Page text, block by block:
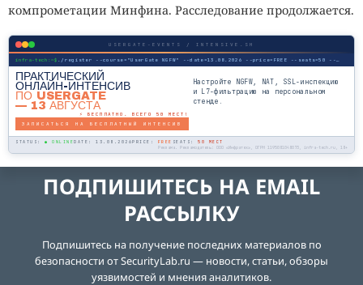
компрометации Минфина. Расследование продолжается.
USERGATE-EVENTS / INTENSIVE.SH
infra-tech:~$ ./register --course="UserGate NGFW" --date=13.08.2026 --price=FREE --seats=50 --mode=online
ПРАКТИЧЕСКИЙ
ОНЛАЙН-ИНТЕНСИВ
ПО USERGATE
— 13 АВГУСТА
Настройте NGFW, NAT, SSL-инспекцию
и L7-фильтрацию на персональном
стенде.
⚡ БЕСПЛАТНО. ВСЕГО 50 МЕСТ!
ЗАПИСАТЬСЯ НА БЕСПЛАТНЫЙ ИНТЕНСИВ
STATUS: ● ONLINEDATE: 13.08.2026PRICE: FREE SEATS: 50 МЕСТ
Реклама. Рекламодатель: ООО «Инфратех», ОГРН 1195081048073, infra-tech.ru, 18+
ПОДПИШИТЕСЬ НА EMAIL
РАССЫЛКУ
Подпишитесь на получение последних материалов по
безопасности от SecurityLab.ru — новости, статьи, обзоры
уязвимостей и мнения аналитиков.